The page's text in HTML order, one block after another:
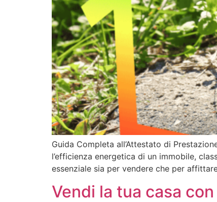
Guida Completa all’Attestato di
l’efficienza energetica di un immobile,
essenziale sia per vendere che per
Vendi la tua casa